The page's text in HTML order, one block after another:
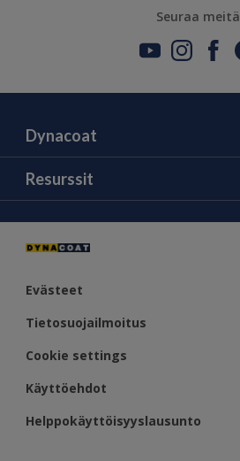
Seuraa meitä
Dynacoat
Tietoa meistä
Ota yhteyttä
Resurssit
Jälleenmyyjät
Evästeet
Tietosuojailmoitus
Cookie settings
Käyttöehdot
Helppokäyttöisyyslausunto